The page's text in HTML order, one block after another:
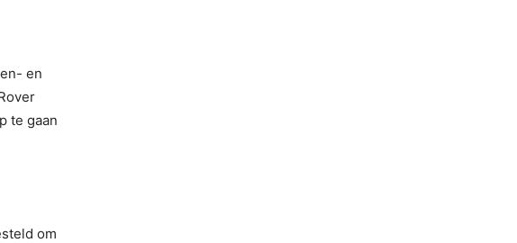
en
te gaan
om